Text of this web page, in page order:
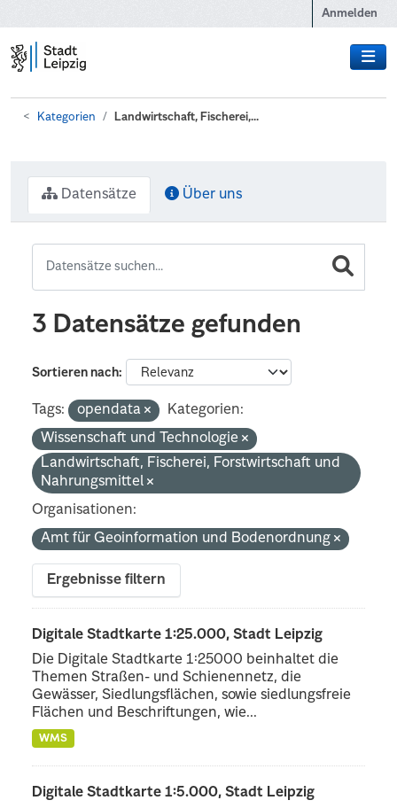
Anmelden
Kategorien Landwirtschaft, Fischerei,...
Datensätze Über uns
3 Datensätze gefunden
Sortieren nach
Tags: opendata
Kategorien:
Wissenschaft und Technologie
Landwirtschaft, Fischerei, Forstwirtschaft und
Nahrungsmittel
Organisationen:
Amt für Geoinformation und Bodenordnung
Ergebnisse filtern
Digitale Stadtkarte 1:25.000, Stadt Leipzig
Die Digitale Stadtkarte 1:25000 beinhaltet die
Themen Straßen- und Schienennetz, die
Gewässer, Siedlungsflächen, sowie siedlungsfreie
Flächen und Beschriftungen, wie...
WMS
Digitale Stadtkarte 1:5.000, Stadt Leipzig